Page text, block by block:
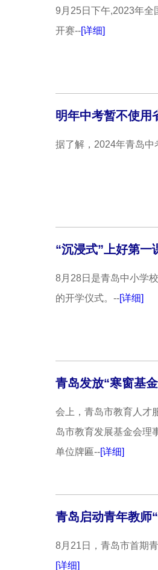
9月25日下午,2023年全
开赛--[详细]
明年中考暂不使用
据了解，2024年青岛
“沉浸式”上好第一
8月28日是青岛中小学
的开学仪式。--[详细]
青岛发放“寒窗基
会上，青岛市教育人才
岛市教育发展基金会理
单位牌匾--[详细]
青岛启动青年教师
8月21日，青岛市首期
[详细]